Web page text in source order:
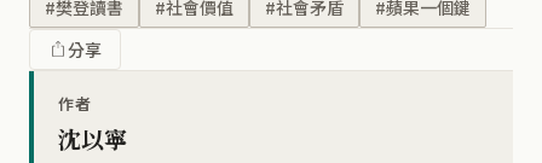
#樊登讀書
#社會價值 #社會矛盾
#蘋果一個鍵
分享
作者
沈以寧